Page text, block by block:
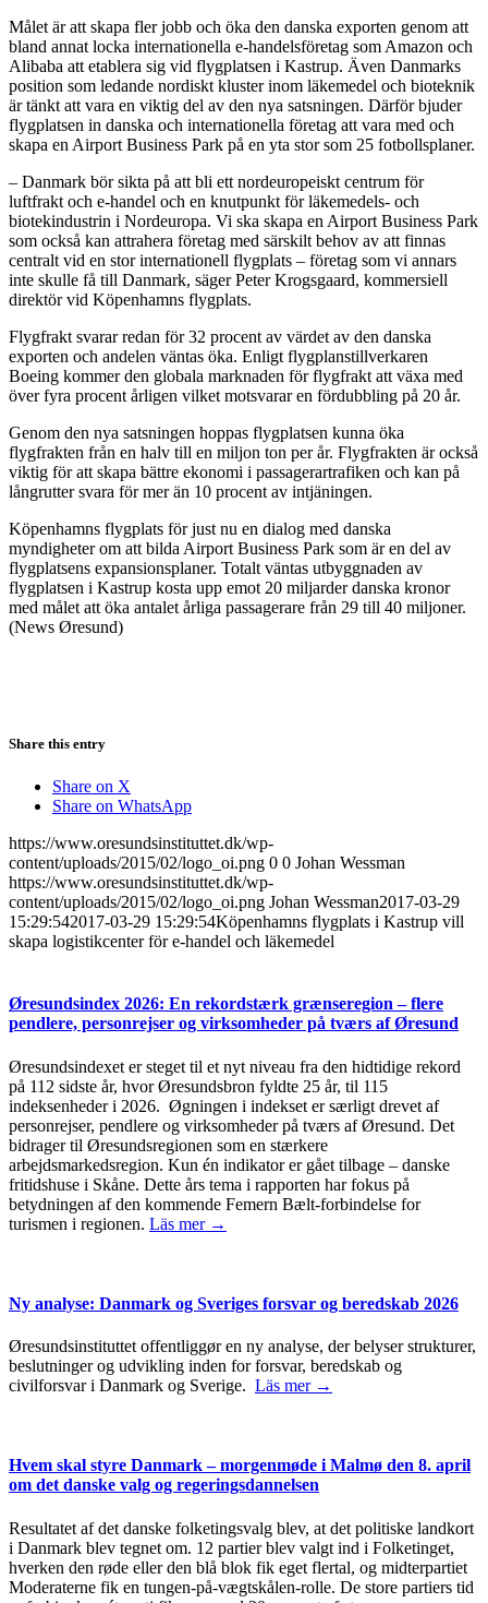
Målet är att skapa fler jobb och öka den danska exporten genom att
bland annat locka internationella e-handelsföretag som Amazon och
Alibaba att etablera sig vid flygplatsen i Kastrup. Även Danmarks
position som ledande nordiskt kluster inom läkemedel och bioteknik
är tänkt att vara en viktig del av den nya satsningen. Därför bjuder
flygplatsen in danska och internationella företag att vara med och
skapa en Airport Business Park på en yta stor som 25 fotbollsplaner.
– Danmark bör sikta på att bli ett nordeuropeiskt centrum för
luftfrakt och e-handel och en knutpunkt för läkemedels- och
biotekindustrin i Nordeuropa. Vi ska skapa en Airport Business Park
som också kan attrahera företag med särskilt behov av att finnas
centralt vid en stor internationell flygplats – företag som vi annars
inte skulle få till Danmark, säger Peter Krogsgaard, kommersiell
direktör vid Köpenhamns flygplats.
Flygfrakt svarar redan för 32 procent av värdet av den danska
exporten och andelen väntas öka. Enligt flygplanstillverkaren
Boeing kommer den globala marknaden för flygfrakt att växa med
över fyra procent årligen vilket motsvarar en fördubbling på 20 år.
Genom den nya satsningen hoppas flygplatsen kunna öka
flygfrakten från en halv till en miljon ton per år. Flygfrakten är också
viktig för att skapa bättre ekonomi i passagerartrafiken och kan på
långrutter svara för mer än 10 procent av intjäningen.
Köpenhamns flygplats för just nu en dialog med danska
myndigheter om att bilda Airport Business Park som är en del av
flygplatsens expansionsplaner. Totalt väntas utbyggnaden av
flygplatsen i Kastrup kosta upp emot 20 miljarder danska kronor
med målet att öka antalet årliga passagerare från 29 till 40 miljoner.
(News Øresund)
Share this entry
Share on X
Share on WhatsApp
https://www.oresundsinstituttet.dk/wp-
content/uploads/2015/02/logo_oi.png 0 0 Johan Wessman
https://www.oresundsinstituttet.dk/wp-
content/uploads/2015/02/logo_oi.png Johan Wessman2017-03-29
15:29:542017-03-29 15:29:54Köpenhamns flygplats i Kastrup vill
skapa logistikcenter för e-handel och läkemedel
Øresundsindex 2026: En rekordstærk grænseregion – flere
pendlere, personrejser og virksomheder på tværs af Øresund
Øresundsindexet er steget til et nyt niveau fra den hidtidige rekord
på 112 sidste år, hvor Øresundsbron fyldte 25 år, til 115
indeksenheder i 2026. Øgningen i indekset er særligt drevet af
personrejser, pendlere og virksomheder på tværs af Øresund. Det
bidrager til Øresundsregionen som en stærkere
arbejdsmarkedsregion. Kun én indikator er gået tilbage – danske
fritidshuse i Skåne. Dette års tema i rapporten har fokus på
betydningen af den kommende Femern Bælt-forbindelse for
turismen i regionen. Läs mer →
Ny analyse: Danmark og Sveriges forsvar og beredskab 2026
Øresundsinstituttet offentliggør en ny analyse, der belyser strukturer,
beslutninger og udvikling inden for forsvar, beredskab og
civilforsvar i Danmark og Sverige. Läs mer →
Hvem skal styre Danmark – morgenmøde i Malmø den 8. april
om det danske valg og regeringsdannelsen
Resultatet af det danske folketingsvalg blev, at det politiske landkort
i Danmark blev tegnet om. 12 partier blev valgt ind i Folketinget,
hverken den røde eller den blå blok fik eget flertal, og midterpartiet
Moderaterne fik en tungen-på-vægtskålen-rolle. De store partiers tid